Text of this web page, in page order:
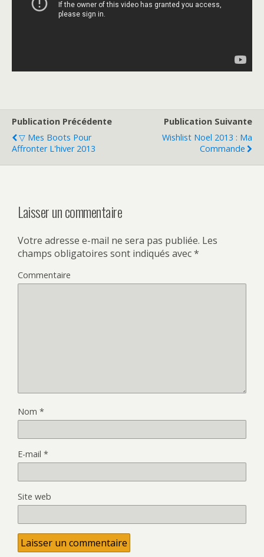
Publication Précédente
▽ Mes Boots Pour
Affronter L'hiver 2013
Publication Suivante
Wishlist Noel 2013 : Ma
Commande
Laisser un commentaire
Votre adresse e-mail ne sera pas publiée. Les
champs obligatoires sont indiqués avec*
Commentaire
Nom *
E-mail *
Site web